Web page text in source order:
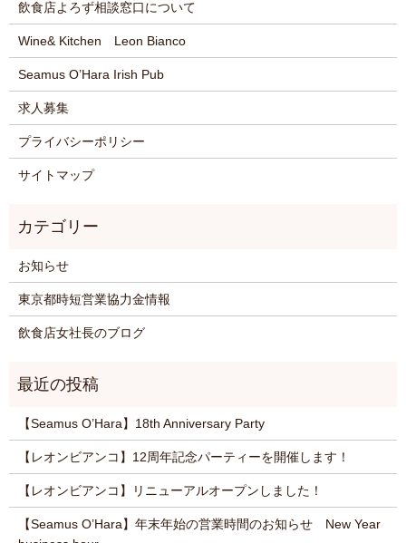
飲食店よろず相談窓口について
Wine& Kitchen Leon Bianco
Seamus O’Hara Irish Pub
求人募集
プライバシーポリシー
サイトマップ
お知らせ
東京都時短営業協力金情報
飲食店女社長のブログ
【Seamus O’Hara】18th Anniversary Party
【レオンビアンコ】12周年記念パーティーを開催します！
【レオンビアンコ】リニューアルオープンしました！
【Seamus O’Hara】年末年始の営業時間のお知らせ New Year